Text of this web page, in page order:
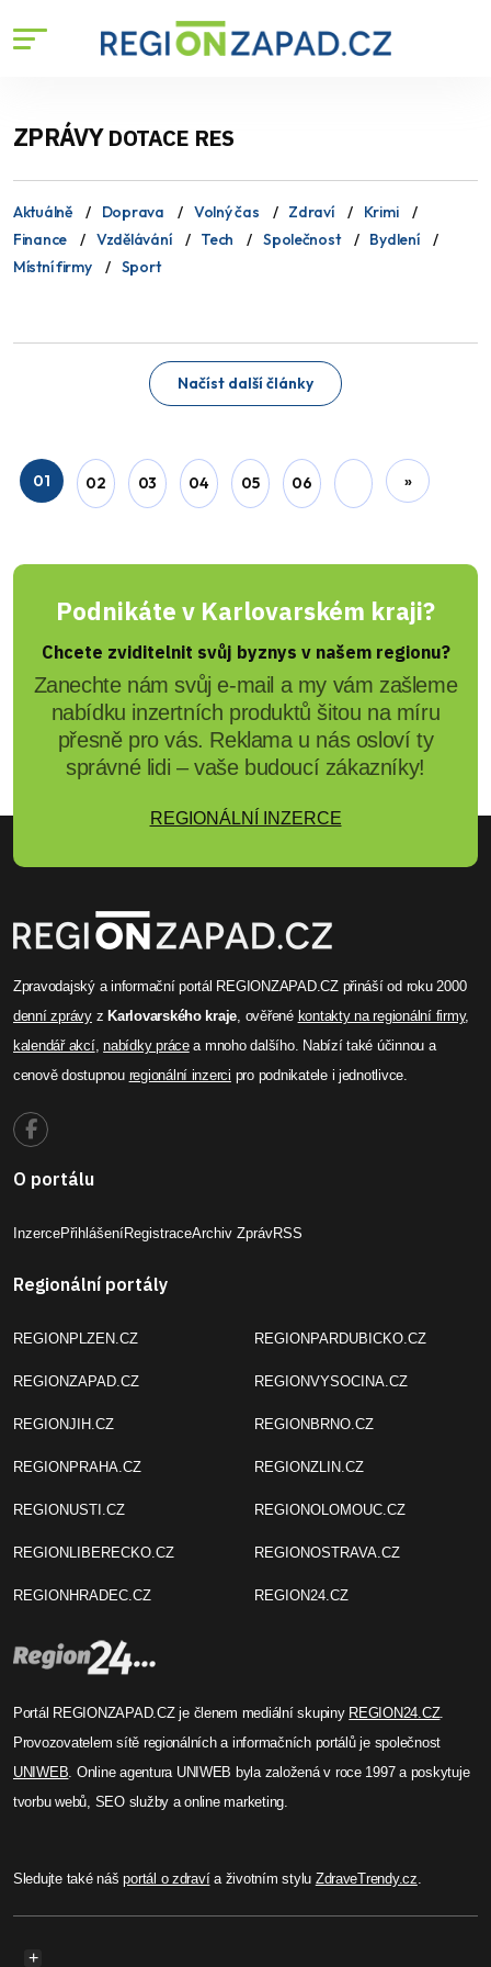
ZPRÁVYDOTACE RES
Aktuálně Doprava Volný čas Zdraví
Krimi
Finance
Vzdělávání Tech Společnost
Bydlení
Místní firmy
Sport
Načíst další články
01 02 03 04 05 06 »
Podnikáte v Karlovarském kraji?
Chcete zviditelnit svůj byznys v našem regionu?
Zanechte nám svůj e-mail a my vám zašleme
nabídku inzertních produktů šitou na míru
přesně pro vás. Reklama u nás osloví ty
správné lidi – vaše budoucí zákazníky!
REGIONÁLNÍ INZERCE
Zpravodajský a informační portál REGIONZAPAD.CZ přináší od roku 2000
denní zprávyz Karlovarského kraje, ověřené kontakty na regionální firmy,
kalendář akcí,nabídky prácea mnoho dalšího. Nabízí také účinnou a
cenově dostupnou regionální inzerci pro podnikatele i jednotlivce.
O portálu
InzercePřihlášeníRegistraceArchiv ZprávRSS
Regionální portály
REGIONPLZEN.CZ
REGIONZAPAD.CZ
REGIONJIH.CZ
REGIONPRAHA.CZ
REGIONUSTI.CZ
REGIONLIBERECKO.CZ
REGIONHRADEC.CZ
REGIONPARDUBICKO.CZ
REGIONVYSOCINA.CZ
REGIONBRNO.CZ
REGIONZLIN.CZ
REGIONOLOMOUC.CZ
REGIONOSTRAVA.CZ
REGION24.CZ
Portál REGIONZAPAD.CZ je členem mediální skupiny REGION24.CZ.
Provozovatelem sítě regionálních a informačních portálů je společnost
UNIWEB. Online agentura UNIWEB byla založená v roce 1997 a poskytuje
tvorbu webů, SEO služby a online marketing.
Sledujte také nášportál o zdravía životním stylu ZdraveTrendy.cz.
+